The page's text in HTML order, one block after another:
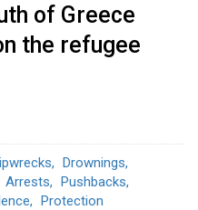
of Greece
the refugee
Drownings
Arrests
Pushbacks
Protection